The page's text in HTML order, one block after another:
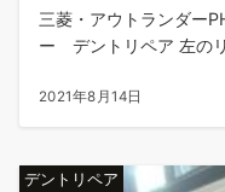
三菱・アウトランダー
ー デントリペア 左の
2021年8月14日
デントリペア